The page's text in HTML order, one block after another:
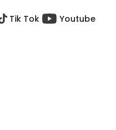
Tik Tok Youtube